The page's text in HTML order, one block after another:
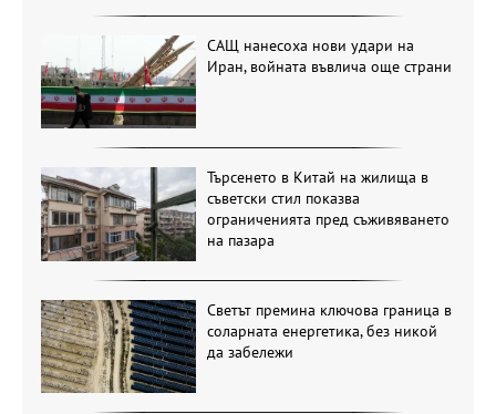
САЩ нанесоха нови удари на
Иран, войната въвлича още страни
Търсенето в Китай на жилища в
съветски стил показва
ограниченията пред съживяването
на пазара
Светът премина ключова граница в
соларната енергетика, без никой
да забележи